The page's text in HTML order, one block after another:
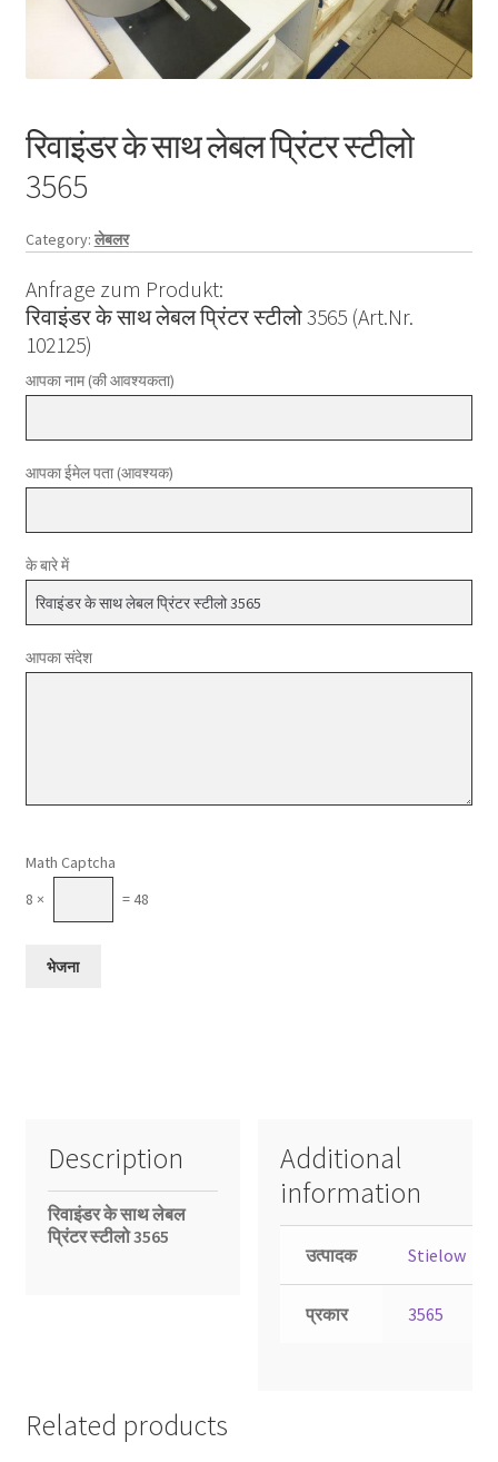
रिवाइंडर के साथ लेबल प्रिंटर स्टीलो
3565
Category: लेबलर
Anfrage zum Produkt:
रिवाइंडर के साथ लेबल प्रिंटर स्टीलो 3565 (Art.Nr.
102125)
आपका नाम (की आवश्यकता)
आपका ईमेल पता (आवश्यक)
के बारे में
आपका संदेश
Math Captcha
8 ×
= 48
Description
रिवाइंडर के साथ लेबल
प्रिंटर स्टीलो 3565
Additional
information
उत्पादक Stielow
प्रकार 3565
Related products